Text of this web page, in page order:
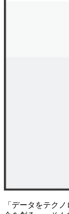
「データをテク